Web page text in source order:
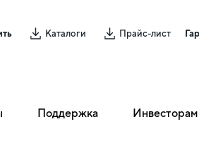
Каталоги Прайс-лист
Поддержка Инвесторам